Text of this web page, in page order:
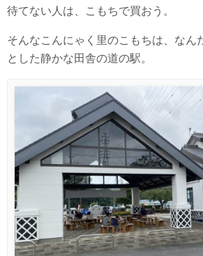
待てない人は、こもちで買おう。
そんなこんにゃく里のこもちは、なん
とした静かな田舎の道の駅。